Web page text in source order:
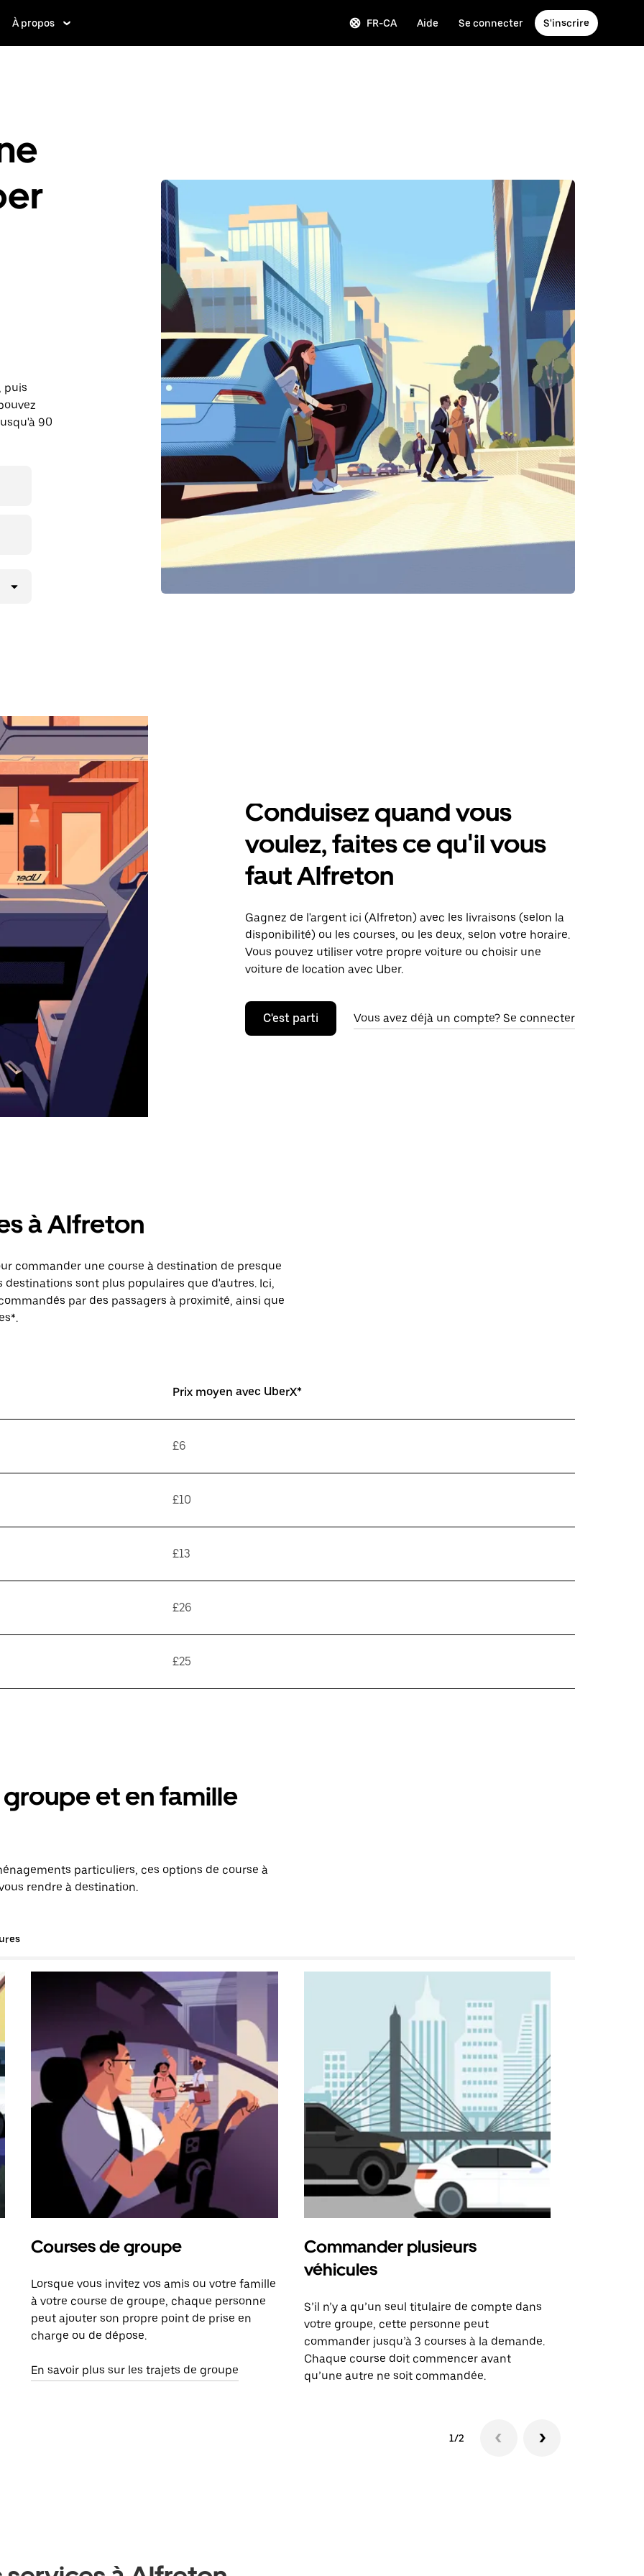
À propos FR-CA Aide Se connecter S'inscrire
puis
90
Conduisez quand vous
voulez, faites ce qu'il vous
faut Alfreton
Gagnez de l'argent ici (Alfreton) avec les livraisons (selon la
disponibilité) ou les courses, ou les deux, selon votre horaire.
Vous pouvez utiliser votre propre voiture ou choisir une
voiture de location avec Uber.
C'est parti Vous avez déjà un compte? Se connecter
à Alfreton
commander une course à destination de presque
sont plus populaires que d'autres. Ici,
par des passagers à proximité, ainsi que
Prix moyen avec UberX*
£6
£10
£13
£26
£25
et en famille
particuliers, ces options de course à
rendre à destination.
Courses de groupe
Lorsque vous invitez vos amis ou votre famille
à votre course de groupe, chaque personne
peut ajouter son propre point de prise en
charge ou de dépose.
En savoir plus sur les trajets de groupe
Commander plusieurs
véhicules
S’il n’y a qu’un seul titulaire de compte dans
votre groupe, cette personne peut
commander jusqu’à 3 courses à la demande.
Chaque course doit commencer avant
qu’une autre ne soit commandée.
1/2